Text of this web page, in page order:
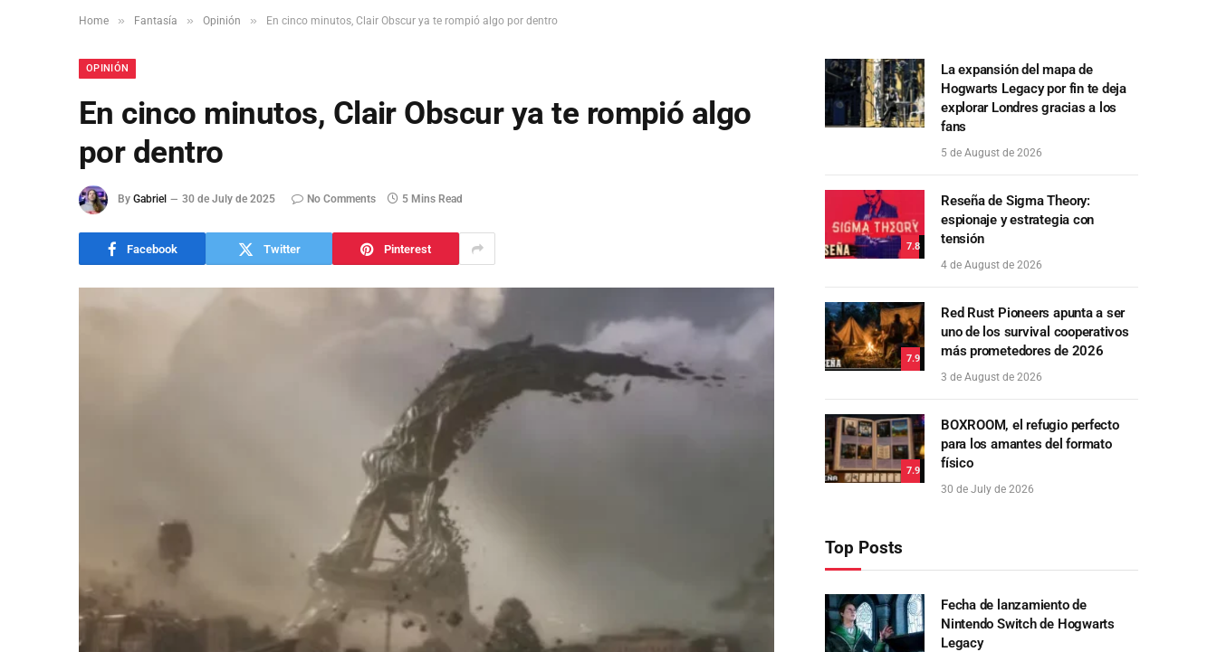
Home » Fantasía » Opinión » En cinco minutos, Clair Obscur ya te rompió algo por dentro
OPINIÓN
En cinco minutos, Clair Obscur ya te rompió algo
por dentro
By Gabriel 30 de July de 2025 No Comments 5 Mins Read
Facebook Twitter Pinterest
La expansión del mapa de
Hogwarts Legacy por fin te deja
explorar Londres gracias a los
fans
5 de August de 2026
7.8
Reseña de Sigma Theory:
espionaje y estrategia con
tensión
4 de August de 2026
7.9
Red Rust Pioneers apunta a ser
uno de los survival cooperativos
más prometedores de 2026
3 de August de 2026
7.9
BOXROOM, el refugio perfecto
para los amantes del formato
físico
30 de July de 2026
Top Posts
Fecha de lanzamiento de
Nintendo Switch de Hogwarts
Legacy